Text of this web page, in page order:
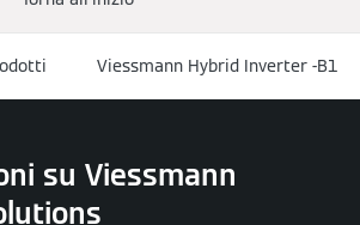
Viessmann Hybrid Inverter -B1
su Viessmann